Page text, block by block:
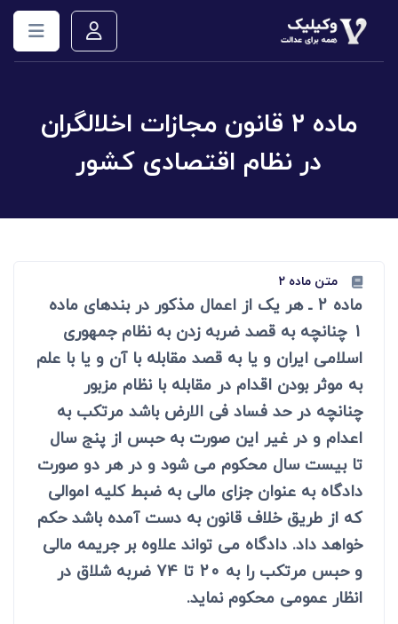
ماده ۲ قانون مجازات اخلالگران
در نظام اقتصادی کشور
متن ماده ۲
ماده 2 ـ هر یک از اعمال مذکور در بندهای ماده
1 چنانچه به قصد ضربه زدن به نظام جمهوری
اسلامی ایران و یا به قصد مقابله با آن و یا با علم
به موثر بودن اقدام در مقابله با نظام مزبور
چنانچه در حد فساد فی الارض باشد مرتکب به
اعدام و در غیر این صورت به حبس از پنج سال
تا بیست سال محکوم می شود و در هر دو صورت
دادگاه به عنوان جزای مالی به ضبط کلیه اموالی
که از طریق خلاف قانون به دست آمده باشد حکم
خواهد داد. دادگاه می تواند علاوه بر جریمه مالی
و حبس مرتکب را به 20 تا 74 ضربه شلاق در
انظار عمومی محکوم نماید.